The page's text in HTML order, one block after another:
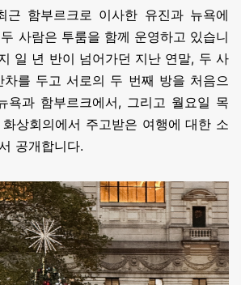
근 함부르크로 이사한 유진과 뉴욕에
사람은 투룸을 함께 운영하고 있습니
일 년 반이 넘어가던 지난 연말, 두 사
차를 두고 서로의 두 번째 방을 처음으
욕과 함부르크에서, 그리고 월요일 목
상회의에서 주고받은 여행에 대한 소
공개합니다.